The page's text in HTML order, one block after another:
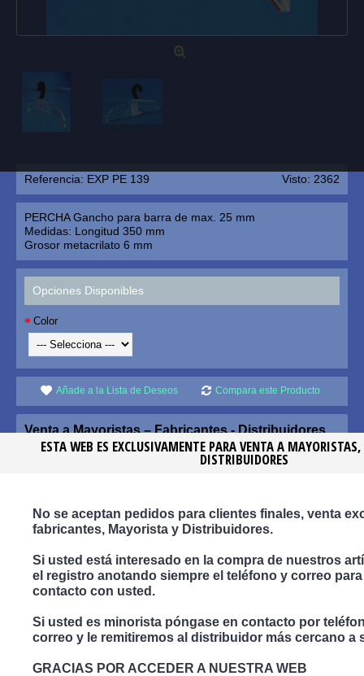
ESTA WEB ES EXCLUSIVAMENTE PARA VENTA A
DISTRIBUIDORES
No se aceptan pedidos para clientes finales, venta
fabricantes, Mayorista y Distribuidores.
Si usted está interesado en la compra de nuestros
el registro anotando siempre el teléfono y correo
contacto con usted.
Si usted es minorista póngase en contacto por
correo y le remitiremos al distribuidor más cercano a
GRACIAS POR ACCEDER A NUESTRA WEB
Visto: 2362
Referencia: EXP PE 139
PERCHA Gancho para barra de max. 25 mm
Medidas: Longitud 350 mm
Grosor metacrilato 6 mm
Opciones Disponibles
Color
Añade a la Lista de Deseos Compara este Producto
Venta a Mayoristas – Fabricantes - Distribuidores
Medidas en mm Largo x Ancho x Alto
Negro Brillo NEB ...
Blanco Mate BLM ...
Negro Mate NEM ...
Opiniones (0)
Video
No hay opiniones para este producto.